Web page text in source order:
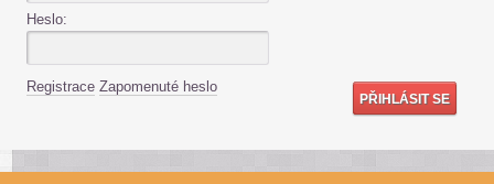
Heslo:
Registrace Zapomenuté heslo